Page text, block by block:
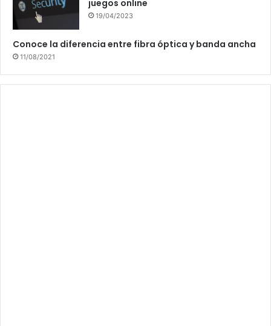
juegos online
19/04/2023
Conoce la diferencia entre fibra óptica y banda ancha
11/08/2021